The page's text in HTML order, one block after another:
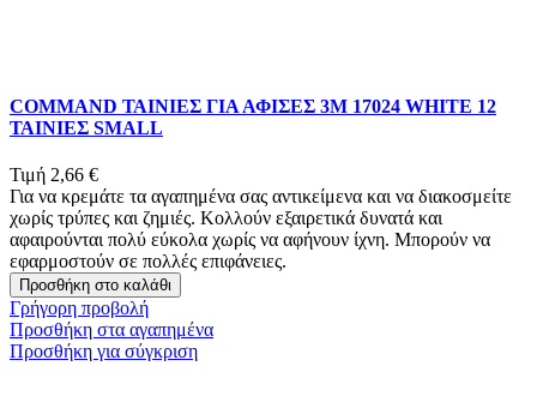
COMMAND ΤΑΙΝΙΕΣ ΓΙΑ ΑΦΙΣΕΣ 3Μ 17024 WHITE 12
ΤΑΙΝΙΕΣ SMALL
Τιμή 2,66 €
Για να κρεμάτε τα αγαπημένα σας αντικείμενα και να διακοσμείτε
χωρίς τρύπες και ζημιές. Κολλούν εξαιρετικά δυνατά και
αφαιρούνται πολύ εύκολα χωρίς να αφήνουν ίχνη. Μπορούν να
εφαρμοστούν σε πολλές επιφάνειες.
Προσθήκη στο καλάθι
Γρήγορη προβολή
Προσθήκη στα αγαπημένα
Προσθήκη για σύγκριση